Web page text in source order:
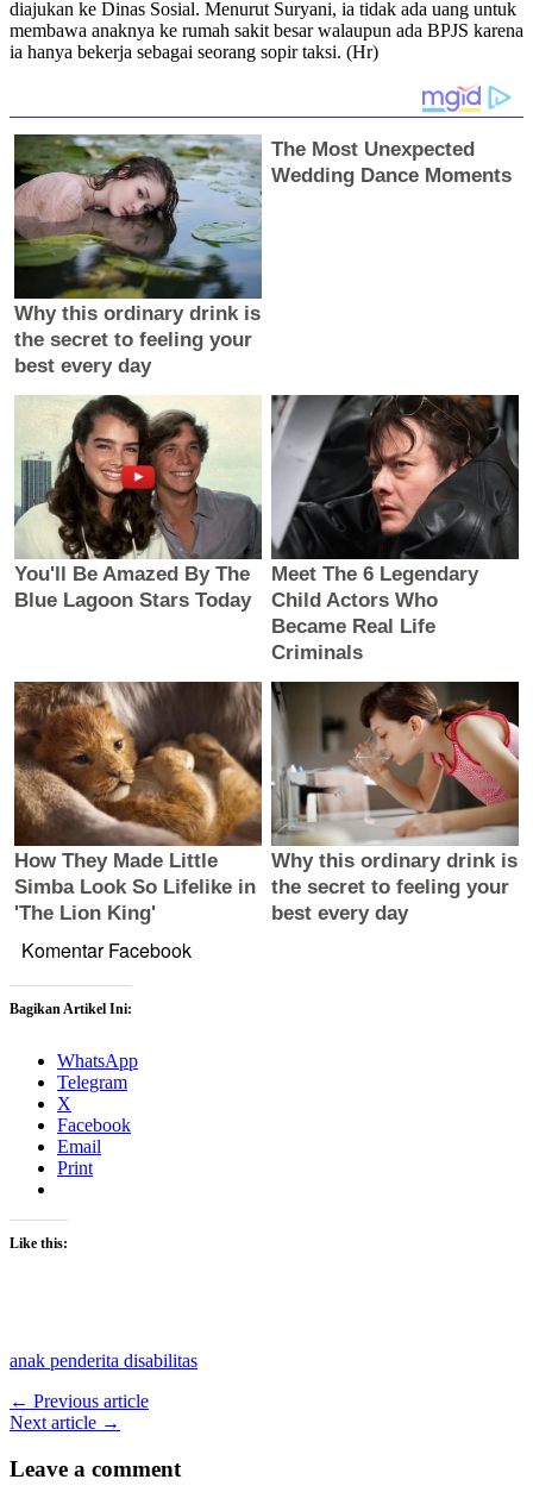
diajukan ke Dinas Sosial. Menurut Suryani, ia tidak ada uang untuk
membawa anaknya ke rumah sakit besar walaupun ada BPJS karena
ia hanya bekerja sebagai seorang sopir taksi. (Hr)
Komentar Facebook
Bagikan Artikel Ini:
WhatsApp
Telegram
X
Facebook
Email
Print
Like this:
anak penderita disabilitas
← Previous article
Next article →
Leave a comment